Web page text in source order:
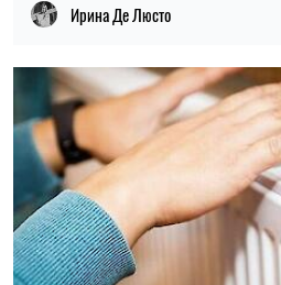
Ирина Де Люсто